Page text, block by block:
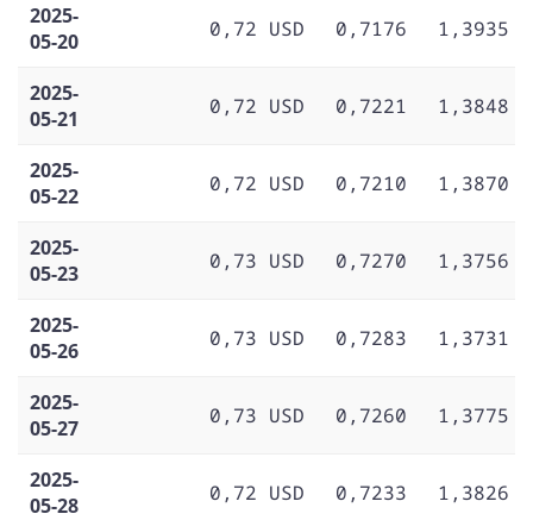
2025-
05-20
0,72 USD 0,7176 1,3935
2025-
05-21
0,72 USD 0,7221 1,3848
2025-
05-22
0,72 USD 0,7210 1,3870
2025-
05-23
0,73 USD 0,7270 1,3756
2025-
05-26
0,73 USD 0,7283 1,3731
2025-
05-27
0,73 USD 0,7260 1,3775
2025-
05-28
0,72 USD 0,7233 1,3826